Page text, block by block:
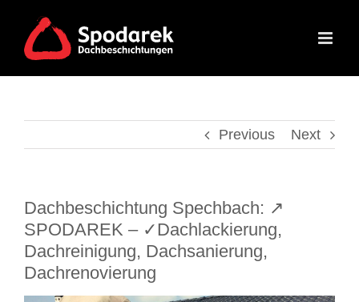
content
Previous Next
Dachbeschichtung Spechbach: ↗️
SPODAREK – ✓Dachlackierung,
Dachreinigung, Dachsanierung,
Dachrenovierung